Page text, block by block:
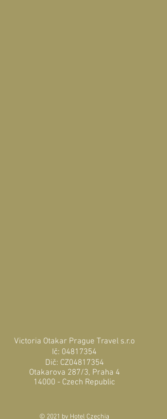
Victoria Otakar Prague Travel s.r.o
Ič: 04817354
Dič: CZ04817354
Otakarova 287/3, Praha 4
14000 - Czech Republic
© 2021 by Hotel Czechia